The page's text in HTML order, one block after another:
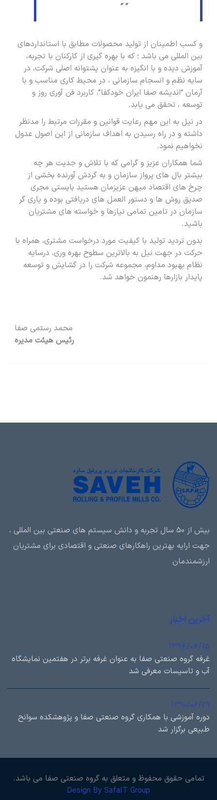
” ”
و کسب اطمینان از تولید محصولات مطابق با استانداردهای
بین المللی می باشد ؛ که با بهره گیری از کارکنان با تجربه،
آموزش دیده و با انگیزه به عنوان پشتوانه اصلی شرکت، در
سایه نظم و انسجام سازمانی ، در محیط کاری مناسب و با
آرمان “اندیشه صفا ایران خودکفا”، کاربرد فن آوری روز و
توسعه ، تحقق می یابد.
در نیل به این مهم رعایت قوانین و مقررات مرتبط را مدنظر
داشته و در راه رسیدن به اهداف سازمانی از این اصول عدول
نخواهیم نمود.
شما همکاران عزیز و گرامی که با تلاش و جدیت هر چه
بیشتر بال های پرواز سازمان و به گردش آورنده بخشی از
چرخ های اقتصاد میهن عزیزمان هستید بایستی مجری
صدیق روش ها و دستور العمل های دریافتی بوده و یاری گر
سازمان در تامین تمامی نیازها و خواسته های مشتریان
باشید.
بدون تردید تولید با کیفیت مورد درخواست مشتری، همراه با
حرکت در جهت نیل به بالاترین سطوح بهره وری، درسایه
نظام بهبود مداوم، مجموعه شرکت را در گشایش و توسعه
پایدار بازارها رهنمون خواهد شد.
محمد رستمی صفا
رئیس هیئت مدیره
بیش از 50 سال تجربه و دانش سیستم های صنعتی بین المللی ،
جهت ارایه بهترین راهکارهای صنعتی و اقتصادی برای مشتریان
ارزشمندمان
آخرین اخبار
1394/04/15
غرفه گروه صنعتی صفا به عنوان غرفه برتر در هفتمین نمایشگاه
آب و تاسیسات معرفی شد
1390/06/29
دوره آموزشی با همكاري گروه صنعتی صفا و پژوهشكده سوانح
طبيعی برگزار شد
تمامی حقوق محفوظ و متعلق به گروه صنعتی صفا می باشد.
Design By SafaIT Group